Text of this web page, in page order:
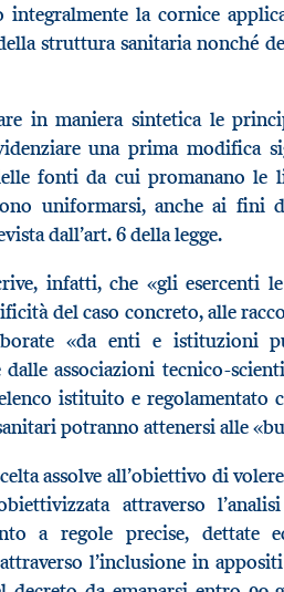
la cornice
struttura sanitaria nonché
in maniera sintetica le
una prima modifica
fonti da cui promanano le
uniformarsi, anche ai fini
dall’art. 6 della legge.
infatti, che «gli esercenti
del caso concreto, alle
«da enti e istituzioni
dalle associazioni tecnico-
istituito e regolamentato
potranno attenersi alle
assolve all’obiettivo di
attraverso
a regole precise, dettate
l’inclusione in